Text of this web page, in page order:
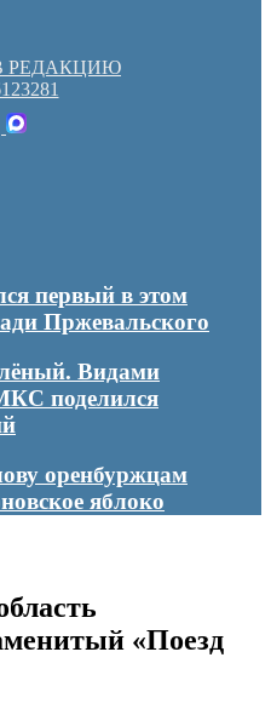
РЕДАКЦИЮ
первый в этом
Пржевальского
Видами
поделился
оренбуржцам
яблоко
«Поезд